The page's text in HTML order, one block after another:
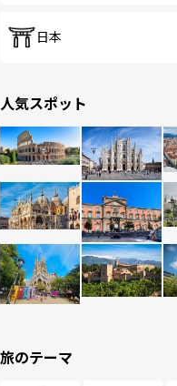
日本
人気スポット
旅のテーマ